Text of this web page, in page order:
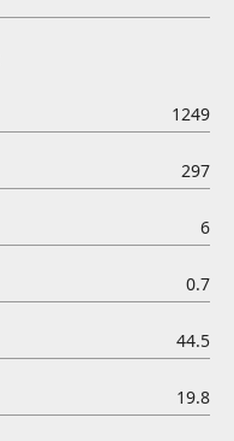
1249
297
6
0.7
44.5
19.8